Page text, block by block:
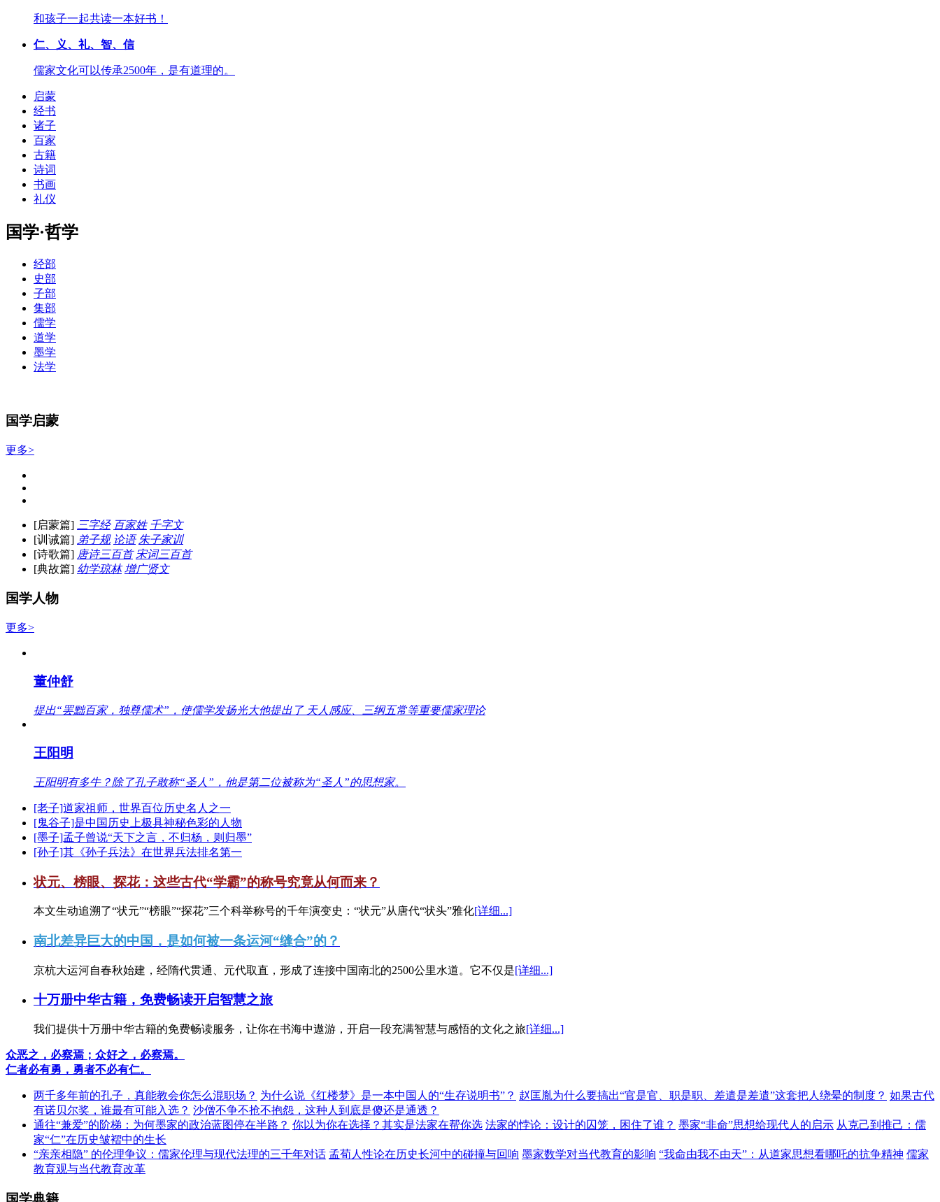
和孩子一起共读一本好书！
仁、义、礼、智、信
儒家文化可以传承2500年，是有道理的。
启蒙
经书
诸子
百家
古籍
诗词
书画
礼仪
国学·哲学
经部
史部
子部
集部
儒学
道学
墨学
法学
国学启蒙
更多>
[启蒙篇] 三字经 百家姓 千字文
[训诫篇] 弟子规 论语 朱子家训
[诗歌篇] 唐诗三百首 宋词三百首
[典故篇] 幼学琼林 增广贤文
国学人物
更多>
董仲舒
提出“罢黜百家，独尊儒术”，使儒学发扬光大他提出了 天人感应、三纲五常等重要儒家理论
王阳明
王阳明有多牛？除了孔子敢称“圣人”，他是第二位被称为“圣人”的思想家。
[老子]道家祖师，世界百位历史名人之一
[鬼谷子]是中国历史上极具神秘色彩的人物
[墨子]孟子曾说“天下之言，不归杨，则归墨”
[孙子]其《孙子兵法》在世界兵法排名第一
状元、榜眼、探花：这些古代“学霸”的称号究竟从何而来？
本文生动追溯了“状元”“榜眼”“探花”三个科举称号的千年演变史：“状元”从唐代“状头”雅化[详细...]
南北差异巨大的中国，是如何被一条运河“缝合”的？
京杭大运河自春秋始建，经隋代贯通、元代取直，形成了连接中国南北的2500公里水道。它不仅是[详细...]
十万册中华古籍，免费畅读开启智慧之旅
我们提供十万册中华古籍的免费畅读服务，让你在书海中遨游，开启一段充满智慧与感悟的文化之旅[详细...]
众恶之，必察焉；众好之，必察焉。
仁者必有勇，勇者不必有仁。
两千多年前的孔子，真能教会你怎么混职场？ 为什么说《红楼梦》是一本中国人的“生存说明书”？ 赵匡胤为什么要搞出“官是官、职是职、差遣是差遣”这套把人绕晕的制度？ 如果古代
有诺贝尔奖，谁最有可能入选？ 沙僧不争不抢不抱怨，这种人到底是傻还是通透？
通往“兼爱”的阶梯：为何墨家的政治蓝图停在半路？ 你以为你在选择？其实是法家在帮你选 法家的悖论：设计的囚笼，困住了谁？ 墨家“非命”思想给现代人的启示 从克己到推己：儒
家“仁”在历史皱褶中的生长
“亲亲相隐” 的伦理争议：儒家伦理与现代法理的三千年对话 孟荀人性论在历史长河中的碰撞与回响 墨家数学对当代教育的影响 “我命由我不由天”：从道家思想看哪吒的抗争精神 儒家
教育观与当代教育改革
国学典籍